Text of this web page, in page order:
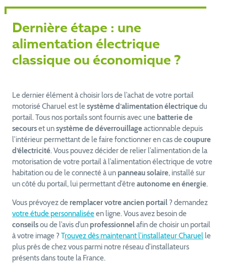
Dernière étape : une
alimentation électrique
classique ou économique ?
Le dernier élément à choisir lors de l’achat de votre portail
motorisé Charuel est lesystème d’alimentation électriquedu
portail. Tous nos portails sont fournis avec une batterie de
secourset unsystème de déverrouillageactionnable depuis
l’intérieur permettant de le faire fonctionner en cas decoupure
d’électricité. Vous pouvez décider de relier l’alimentation de la
motorisation de votre portail à l’alimentation électrique de votre
habitation ou de le connecté à un panneau solaire, installé sur
un côté du portail, lui permettant d’êtreautonome en énergie.
Vous prévoyez de remplacer votre ancien portail? demandez
votre étude personnaliséeen ligne. Vous avez besoin de
conseilsou de l’avis d’un professionnelafin de choisir un portail
à votre image ? Trouvez dès maintenant l’installateur Charuel le
plus près de chez vous parmi notre réseau d’installateurs
présents dans toute la France.